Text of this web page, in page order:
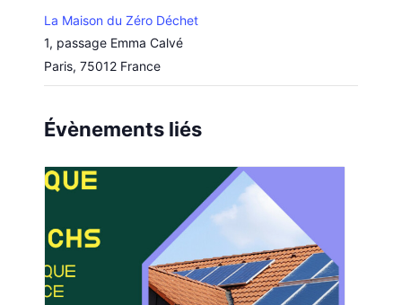
La Maison du Zéro Déchet
1, passage Emma Calvé
Paris, 75012 France
Évènements liés